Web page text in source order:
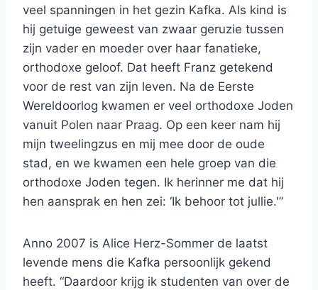
veel spanningen in het gezin Kafka. Als kind is
hij getuige geweest van zwaar geruzie tussen
zijn vader en moeder over haar fanatieke,
orthodoxe geloof. Dat heeft Franz getekend
voor de rest van zijn leven. Na de Eerste
Wereldoorlog kwamen er veel orthodoxe Joden
vanuit Polen naar Praag. Op een keer nam hij
mijn tweelingzus en mij mee door de oude
stad, en we kwamen een hele groep van die
orthodoxe Joden tegen. Ik herinner me dat hij
hen aansprak en hen zei: ‘Ik behoor tot jullie.'”
Anno 2007 is Alice Herz-Sommer de laatst
levende mens die Kafka persoonlijk gekend
heeft. “Daardoor krijg ik studenten van over de